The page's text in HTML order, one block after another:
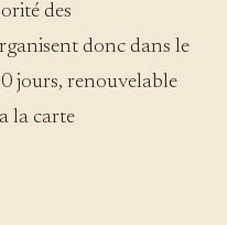
des
donc dans le
jours, renouvelable
la carte